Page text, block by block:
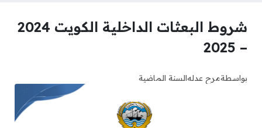
شروط البعثات الداخلية الكويت 2024
– 2025
بواسطةمرح عدلهالسنة الماضية